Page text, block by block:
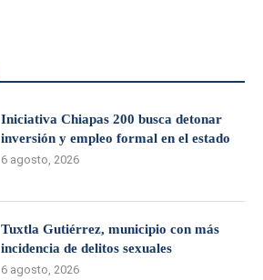
Iniciativa Chiapas 200 busca detonar
inversión y empleo formal en el estado
6 agosto, 2026
Tuxtla Gutiérrez, municipio con más
incidencia de delitos sexuales
6 agosto, 2026